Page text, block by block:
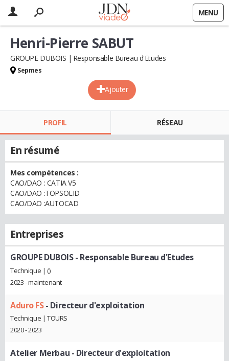
MENU
Ajouter
Henri-Pierre SABUT
GROUPE DUBOIS Responsable Bureau d'Etudes
Sepmes
PROFIL RÉSEAU
En résumé
Mes compétences :
CAO/DAO : CATIA V5
CAO/DAO :TOPSOLID
CAO/DAO :AUTOCAD
Entreprises
GROUPE DUBOIS- Responsable Bureau d'Etudes
Technique | ()
2023 - maintenant
Aduro FS- Directeur d'exploitation
Technique | TOURS
2020 - 2023
Atelier Merbau - Directeur d'exploitation